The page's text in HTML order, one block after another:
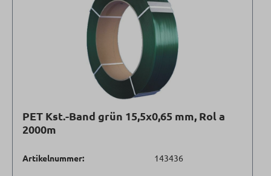
PET Kst.-Band grün 15,5x0,65 mm, Rol a
2000m
Artikelnummer: 143436